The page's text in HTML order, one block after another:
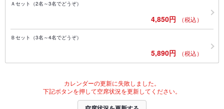
Ａセット（2名～3名でどうぞ）
4,850円 （税込）
Ｂセット（3名～4名でどうぞ）
5,890円 （税込）
カレンダーの更新に失敗しました。
下記ボタンを押して空席状況を更新してください。